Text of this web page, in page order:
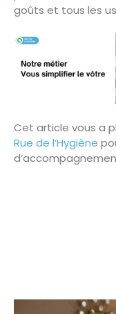
goûts et tous les
Cet article vous a
Rue de l’Hygiène